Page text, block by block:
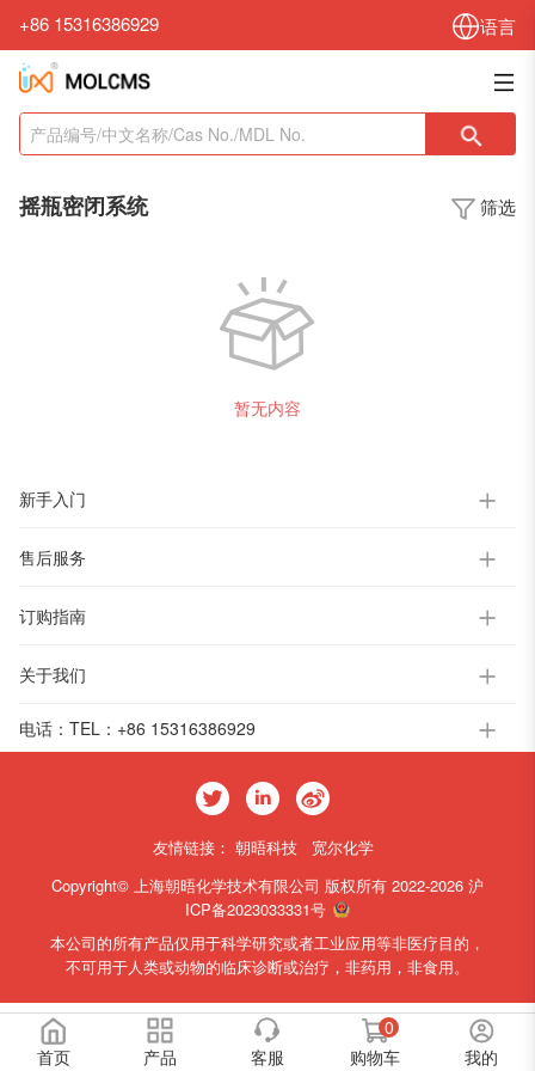
+86 15316386929 语言
摇瓶密闭系统 筛选
暂无内容
新手入门
售后服务
订购指南
关于我们
电话： TEL：+86 15316386929
友情链接： 朝晤科技
宽尔化学
Copyright© 上海朝晤化学技术有限公司 版权所有 2022-2026 沪
ICP备2023033331号
本公司的所有产品仅用于科学研究或者工业应用等非医疗目的，
不可用于人类或动物的临床诊断或治疗，非药用，非食用。
首页 产品 客服
0
购物车
我的